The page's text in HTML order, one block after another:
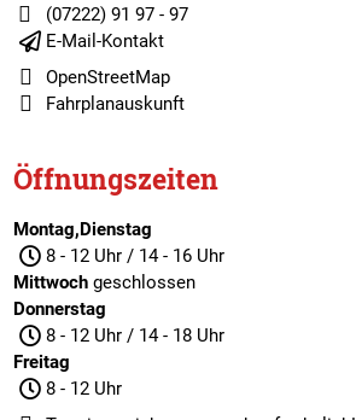
(07222) 91 97 - 97
E-Mail-Kontakt
OpenStreetMap
Fahrplanauskunft
Öffnungszeiten
Montag,Dienstag
8 - 12 Uhr / 14 - 16 Uhr
Mittwochgeschlossen
Donnerstag
8 - 12 Uhr / 14 - 18 Uhr
Freitag
8 - 12 Uhr